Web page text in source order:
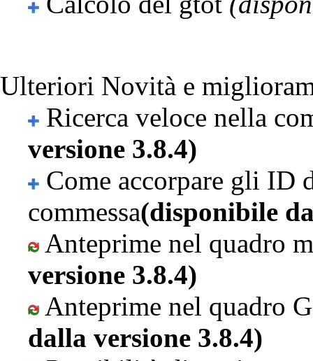
Ulteriori Novità e
Ricerca veloce nella
versione 3.8.4)
Come accorpare gli ID
commessa(disponibile
Anteprime nel quadro
versione 3.8.4)
Anteprime nel quadro
dalla versione 3.8.4)